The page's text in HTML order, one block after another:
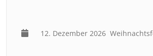
12. Dezember 2026